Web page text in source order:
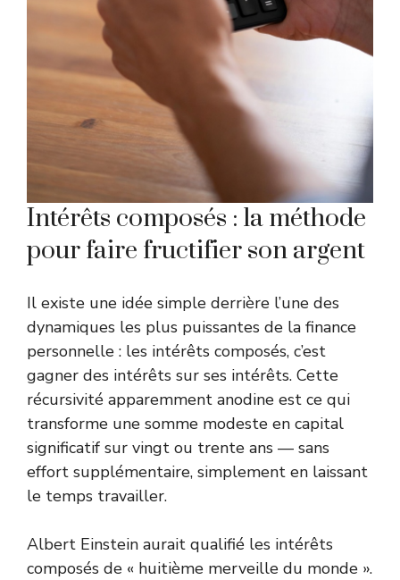
Intérêts composés : la méthode
pour faire fructifier son argent
Il existe une idée simple derrière l’une des
dynamiques les plus puissantes de la finance
personnelle : les intérêts composés, c’est
gagner des intérêts sur ses intérêts. Cette
récursivité apparemment anodine est ce qui
transforme une somme modeste en capital
significatif sur vingt ou trente ans — sans
effort supplémentaire, simplement en laissant
le temps travailler.
Albert Einstein aurait qualifié les intérêts
composés de « huitième merveille du monde ».